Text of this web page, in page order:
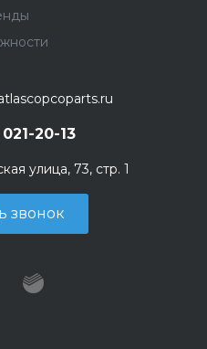
20-13
улица, 73, стр. 1
звонок